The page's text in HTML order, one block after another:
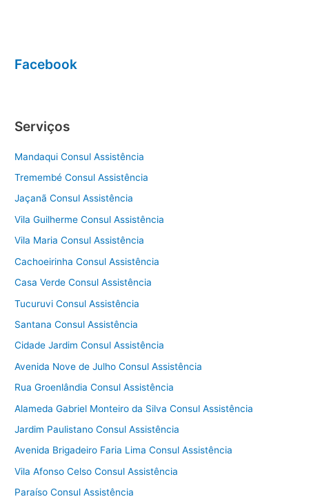
Facebook
Serviços
Mandaqui Consul Assistência
Tremembé Consul Assistência
Jaçanã Consul Assistência
Vila Guilherme Consul Assistência
Vila Maria Consul Assistência
Cachoeirinha Consul Assistência
Casa Verde Consul Assistência
Tucuruvi Consul Assistência
Santana Consul Assistência
Cidade Jardim Consul Assistência
Avenida Nove de Julho Consul Assistência
Rua Groenlândia Consul Assistência
Alameda Gabriel Monteiro da Silva Consul Assistência
Jardim Paulistano Consul Assistência
Avenida Brigadeiro Faria Lima Consul Assistência
Vila Afonso Celso Consul Assistência
Paraíso Consul Assistência